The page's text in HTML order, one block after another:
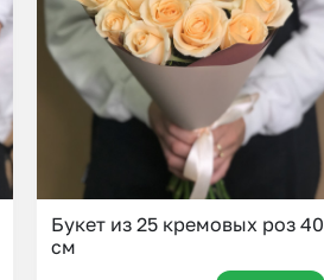
Санкт-Петербург
Букет из 25 кремовых роз 40
см